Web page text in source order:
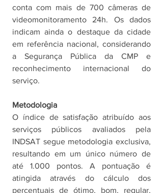
conta com mais de 700 câmeras de
videomonitoramento 24h. Os dados
indicam ainda o destaque da cidade
em referência nacional, considerando
a Segurança Pública da CMP e
reconhecimento internacional do
serviço.
Metodologia
O índice de satisfação atribuído aos
serviços públicos avaliados pela
INDSAT segue metodologia exclusiva,
resultando em um único número de
até 1.000 pontos. A pontuação é
atingida através do cálculo dos
percentuais de ótimo, bom, regular,